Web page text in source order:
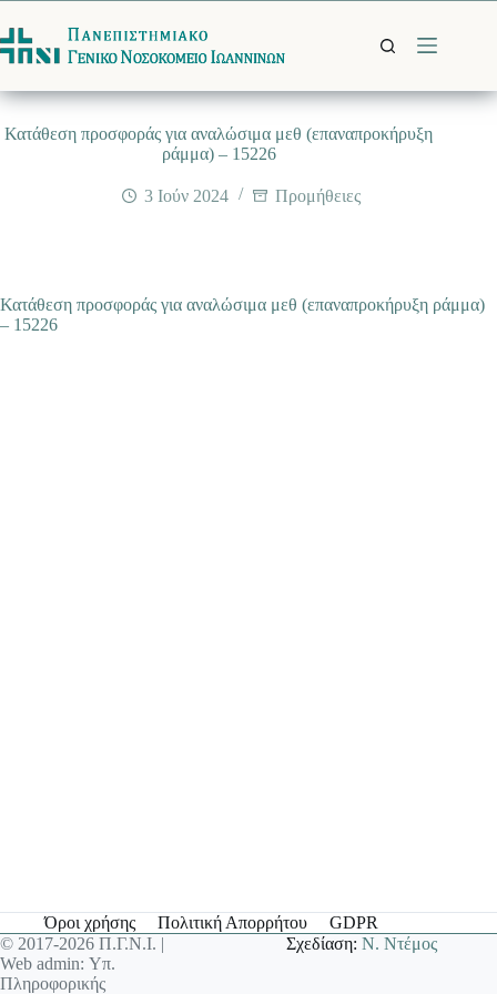
στο
περιεχόμενο
Κατάθεση προσφοράς για αναλώσιμα μεθ (επαναπροκήρυξη
ράμμα) – 15226
3 Ιούν 2024 Προμήθειες
Κατάθεση προσφοράς για αναλώσιμα μεθ (επαναπροκήρυξη ράμμα)
– 15226
Όροι χρήσης Πολιτική Απορρήτου
GDPR
© 2017-2026 Π.Γ.Ν.Ι. |
Web admin: Υπ.
Πληροφορικής
Σχεδίαση:Ν. Ντέμος